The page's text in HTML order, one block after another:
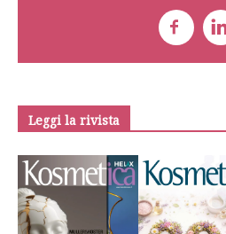
Leggi la rivista